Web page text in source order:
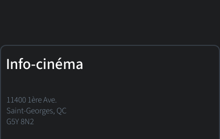
Info-cinéma
11400 1ère Ave.
Saint-Georges, QC
G5Y 8N2